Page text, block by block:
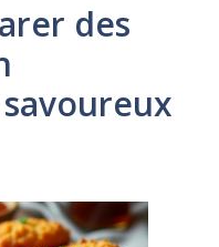
des